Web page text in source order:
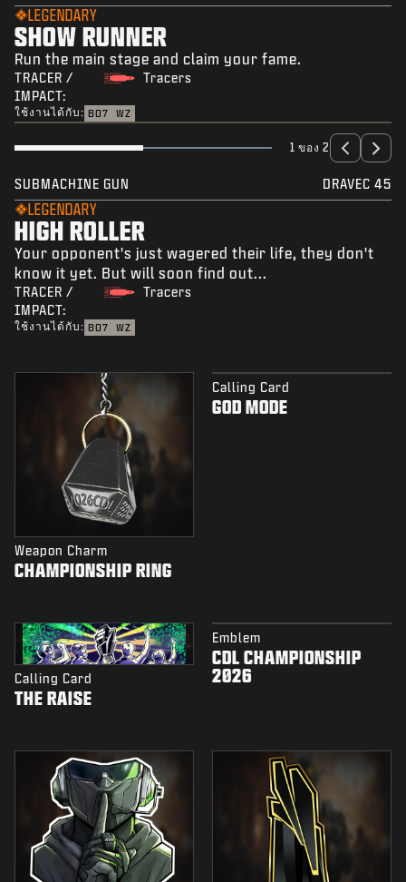
LEGENDARY
SHOW RUNNER
Run the main stage and claim your fame.
TRACER /
IMPACT:
Tracers
ใช้งานได้กับ: BO7 WZ
1 ของ 2
SUBMACHINE GUN DRAVEC 45
LEGENDARY
HIGH ROLLER
Your opponent's just wagered their life, they don't
know it yet. But will soon find out...
TRACER /
IMPACT:
Tracers
ใช้งานได้กับ: BO7 WZ
Weapon Charm
CHAMPIONSHIP RING
Calling Card
GOD MODE
Calling Card
THE RAISE
Emblem
CDL CHAMPIONSHIP
2026